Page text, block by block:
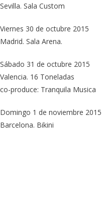
Sevilla. Sala Custom
Viernes 30 de octubre 2015
Madrid. Sala Arena.
Sábado 31 de octubre 2015
Valencia. 16 Toneladas
co-produce: Tranquila Musica
Domingo 1 de noviembre 2015
Barcelona. Bikini